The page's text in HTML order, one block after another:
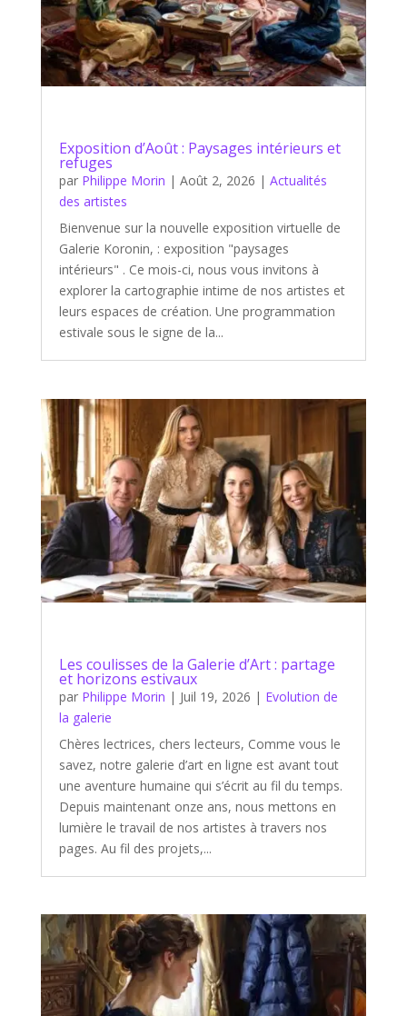
Exposition d’Août : Paysages intérieurs et
refuges
par Philippe Morin | Août 2, 2026 | Actualités
des artistes
Bienvenue sur la nouvelle exposition virtuelle de
Galerie Koronin, : exposition "paysages
intérieurs" . Ce mois-ci, nous vous invitons à
explorer la cartographie intime de nos artistes et
leurs espaces de création. Une programmation
estivale sous le signe de la...
Les coulisses de la Galerie d’Art : partage
et horizons estivaux
par Philippe Morin | Juil 19, 2026 | Evolution de
la galerie
Chères lectrices, chers lecteurs, Comme vous le
savez, notre galerie d’art en ligne est avant tout
une aventure humaine qui s’écrit au fil du temps.
Depuis maintenant onze ans, nous mettons en
lumière le travail de nos artistes à travers nos
pages. Au fil des projets,...